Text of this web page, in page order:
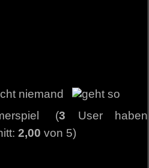
(3 User haben
2,00 von 5)